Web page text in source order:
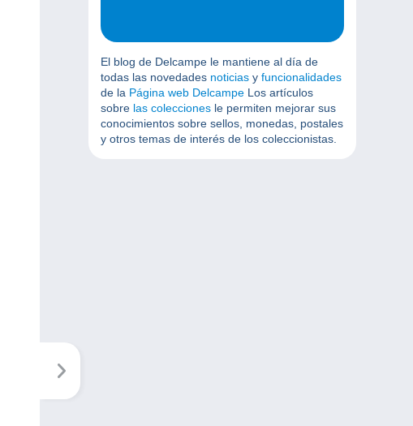
El blog de Delcampe le mantiene al día de
todas las novedades noticias y funcionalidades
de la Página web Delcampe Los artículos
sobre las colecciones le permiten mejorar sus
conocimientos sobre sellos, monedas, postales
y otros temas de interés de los coleccionistas.